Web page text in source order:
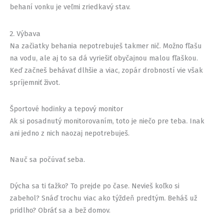
behaní vonku je veľmi zriedkavý stav.
2. Výbava
Na začiatky behania nepotrebuješ takmer nič. Možno fľašu
na vodu, ale aj to sa dá vyriešiť obyčajnou malou fľaškou.
Keď začneš behávať dlhšie a viac, zopár drobností vie však
spríjemniť život.
Športové hodinky a tepový monitor
Ak si posadnutý monitorovaním, toto je niečo pre teba. Inak
ani jedno z nich naozaj nepotrebuješ.
Nauč sa počúvať seba.
Dýcha sa ti ťažko? To prejde po čase. Nevieš koľko si
zabehol? Snáď trochu viac ako týždeň predtým. Beháš už
pridlho? Obráť sa a bež domov.